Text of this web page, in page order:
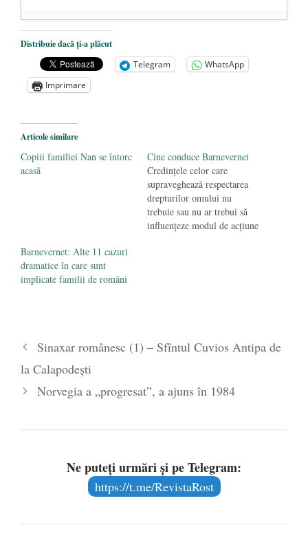
Ceva despre pandemie
O carte despre embrionul uman, ca
persoană ce trebuie apărată - 8 octombrie
2019
împlinește 140 de ani de la înființare
septembrie 2019
Distribuie dacă ți-a plăcut
Telegram
WhatsApp
Imprimare
Articole similare
Copiii familiei Nan se întorc
acasă
Cine conduce Barnevernet
Credințele celor care
supraveghează respectarea
drepturilor omului nu
trebuie sau nu ar trebui să
influențeze modul de acțiune
Barnevernet: Alte 11 cazuri
dramatice în care sunt
implicate familii de români
Sinaxar românesc (1) – Sfîntul Cuvios Antipa de
la Calapodești
Norvegia a „progresat”, a ajuns în 1984
Ne puteți urmări și pe Telegram:
https://t.me/RevistaRost